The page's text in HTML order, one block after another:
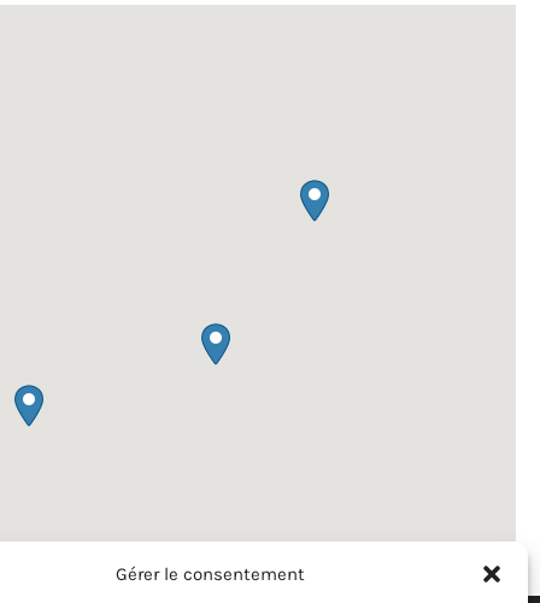
Gérer le consentement